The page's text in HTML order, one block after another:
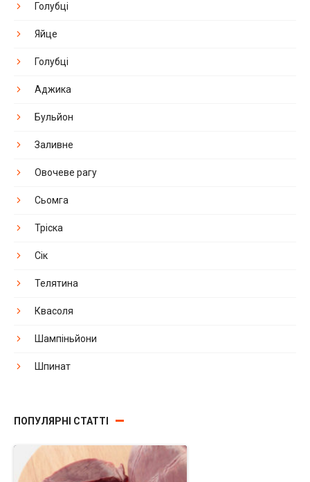
Голубці
Яйце
Голубці
Аджика
Бульйон
Заливне
Овочеве рагу
Сьомга
Тріска
Сік
Телятина
Квасоля
Шампіньйони
Шпинат
ПОПУЛЯРНІ СТАТТІ